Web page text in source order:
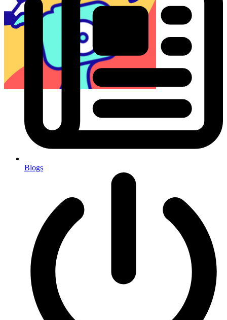
Blogs